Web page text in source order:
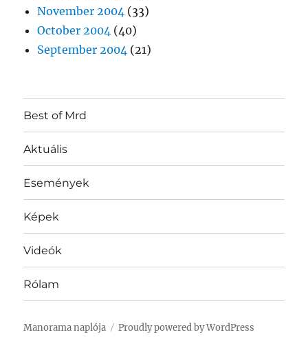
November 2004 (33)
October 2004 (40)
September 2004 (21)
Best of Mrd
Aktuális
Események
Képek
Videók
Rólam
Manorama naplója Proudly powered by WordPress